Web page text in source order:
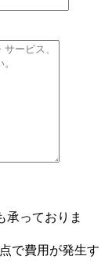
承っておりま
で費用が発生す